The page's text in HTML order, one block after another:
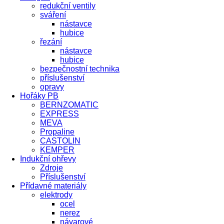
redukční ventily
sváření
nástavce
hubice
řezání
nástavce
hubice
bezpečnostní technika
příslušenství
opravy
Hořáky PB
BERNZOMATIC
EXPRESS
MEVA
Propaline
CASTOLIN
KEMPER
Indukční ohřevy
Zdroje
Příslušenství
Přídavné materiály
elektrody
ocel
nerez
návarové